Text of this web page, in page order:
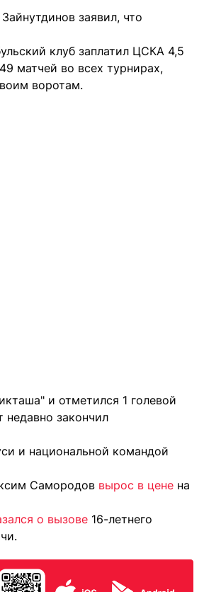
заявил, что
клуб заплатил ЦСКА 4,5
матчей во всех турнирах,
воротам.
и отметился 1 голевой
недавно закончил
и национальной командой
Самородов вырос в цене на
о вызове 16-летнего